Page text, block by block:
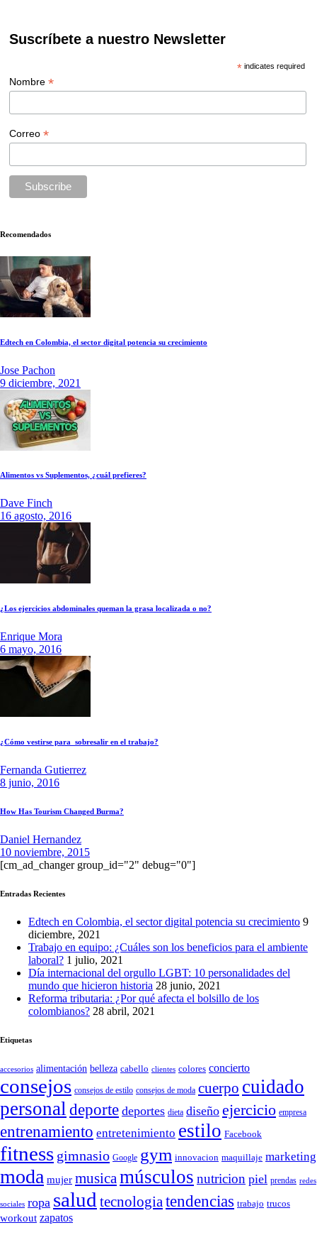
Suscríbete a nuestro Newsletter
*indicates required
Nombre*
Correo*
Recomendados
Edtech en Colombia, el sector digital potencia su crecimiento
Jose Pachon
9 diciembre, 2021
Alimentos vs Suplementos, ¿cuál prefieres?
Dave Finch
16 agosto, 2016
¿Los ejercicios abdominales queman la grasa localizada o no?
Enrique Mora
6 mayo, 2016
¿Cómo vestirse para sobresalir en el trabajo?
Fernanda Gutierrez
8 junio, 2016
How Has Tourism Changed Burma?
Daniel Hernandez
10 noviembre, 2015
[cm_ad_changer group_id="2" debug="0"]
Entradas Recientes
Edtech en Colombia, el sector digital potencia su crecimiento 9
diciembre, 2021
Trabajo en equipo: ¿Cuáles son los beneficios para el ambiente
laboral? 1 julio, 2021
Día internacional del orgullo LGBT: 10 personalidades del
mundo que hicieron historia 28 junio, 2021
Reforma tributaria: ¿Por qué afecta el bolsillo de los
colombianos? 28 abril, 2021
Etiquetas
accesorios alimentación belleza cabello clientes colores concierto
consejos consejos de estilo consejos de moda cuerpo cuidado
personaldeporte deportes dieta diseño ejercicio empresa
entrenamiento entretenimiento estilo Facebook
fitness gimnasio Google gym innovacion maquillaje marketing
moda mujer musicamúsculos nutricion piel prendas redes
sociales ropa salud tecnologiatendencias trabajo trucos
workout zapatos